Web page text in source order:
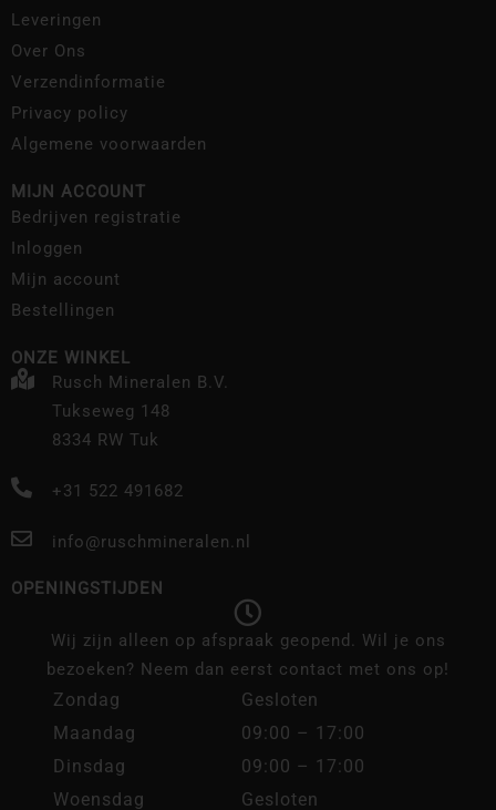
Leveringen
Over Ons
Verzendinformatie
Privacy policy
Algemene voorwaarden
MIJN ACCOUNT
Bedrijven registratie
Inloggen
Mijn account
Bestellingen
ONZE WINKEL
Rusch Mineralen B.V.
Tukseweg 148
8334 RW Tuk
+31 522 491682
info@ruschmineralen.nl
OPENINGSTIJDEN
Wij zijn alleen op afspraak geopend. Wil je ons
bezoeken? Neem dan eerst contact met ons op!
Zondag
Gesloten
Maandag
09:00 – 17:00
Dinsdag
09:00 – 17:00
Woensdag
Gesloten